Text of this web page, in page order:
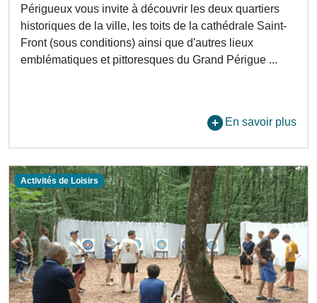
Périgueux vous invite à découvrir les deux quartiers
historiques de la ville, les toits de la cathédrale Saint-
Front (sous conditions) ainsi que d'autres lieux
emblématiques et pittoresques du Grand Périgue ...
En savoir plus
Activités de Loisirs